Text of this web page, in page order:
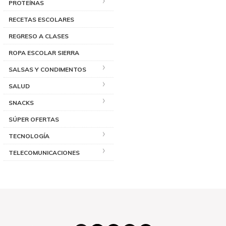
PROTEÍNAS
RECETAS ESCOLARES
REGRESO A CLASES
ROPA ESCOLAR SIERRA
SALSAS Y CONDIMENTOS
SALUD
SNACKS
SÚPER OFERTAS
TECNOLOGÍA
TELECOMUNICACIONES